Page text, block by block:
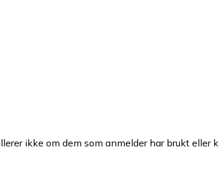
ikke om dem som anmelder har brukt eller